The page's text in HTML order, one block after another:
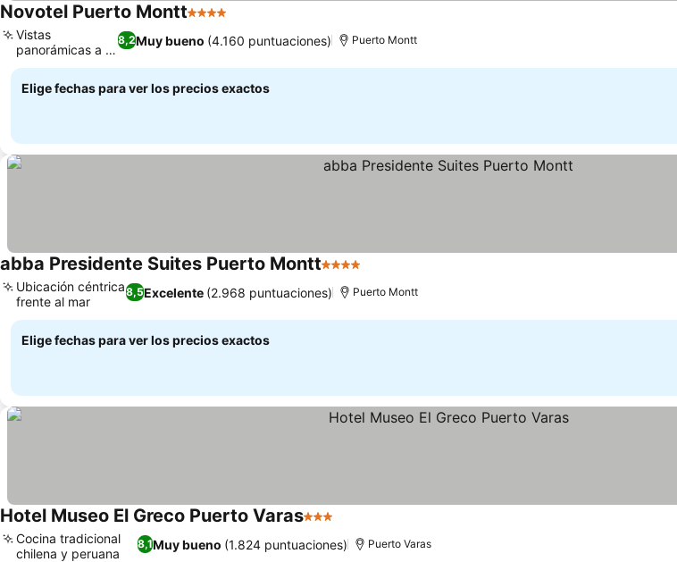
Novotel Puerto Montt4 Estrellas
8,2Muy bueno (4.160 puntuaciones)
Vistas
panorámicas a la
bahía
Puerto Montt
Elige fechas para ver los precios exactos
abba Presidente Suites Puerto Montt4 Estrellas
8,5Excelente (2.968 puntuaciones)
Ubicación céntrica
frente al mar
Puerto Montt
Elige fechas para ver los precios exactos
Hotel Museo El Greco Puerto Varas3 Estrellas
8,1Muy bueno (1.824 puntuaciones)
Cocina tradicional
chilena y peruana
Puerto Varas